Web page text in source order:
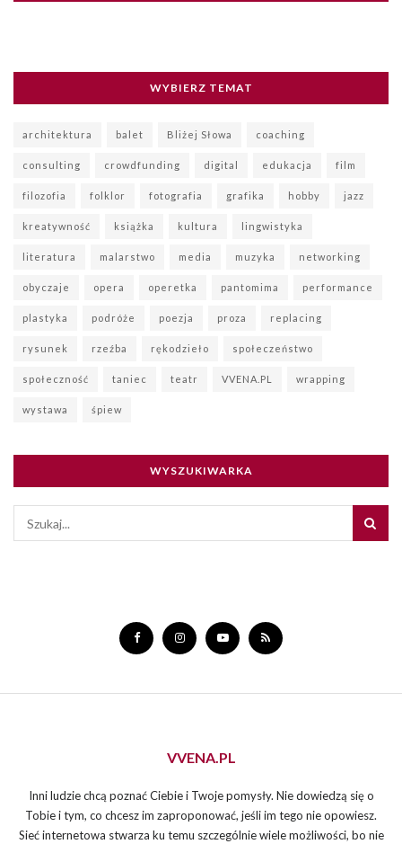
WYBIERZ TEMAT
architektura balet Bliżej Słowa coaching
consulting crowdfunding digital edukacja film
filozofia folklor fotografia grafika hobby jazz
kreatywność książka kultura lingwistyka
literatura malarstwo media muzyka networking
obyczaje opera operetka pantomima performance
plastyka podróże poezja proza replacing
rysunek rzeźba rękodzieło społeczeństwo
społeczność taniec teatr VVENA.PL wrapping
wystawa śpiew
WYSZUKIWARKA
VVENA.PL
Inni ludzie chcą poznać Ciebie i Twoje pomysły. Nie dowiedzą się o
Tobie i tym, co chcesz im zaproponować, jeśli im tego nie opowiesz.
Sieć internetowa stwarza ku temu szczególnie wiele możliwości, bo nie